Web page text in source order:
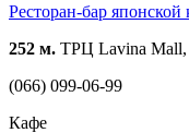
Ресторан-бар
252 м. ТРЦ Lavina Mall,
(066) 099-06-99
Кафе